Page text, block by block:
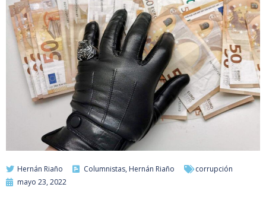
Hernán Riaño Columnistas, Hernán Riaño
corrupción
mayo 23, 2022